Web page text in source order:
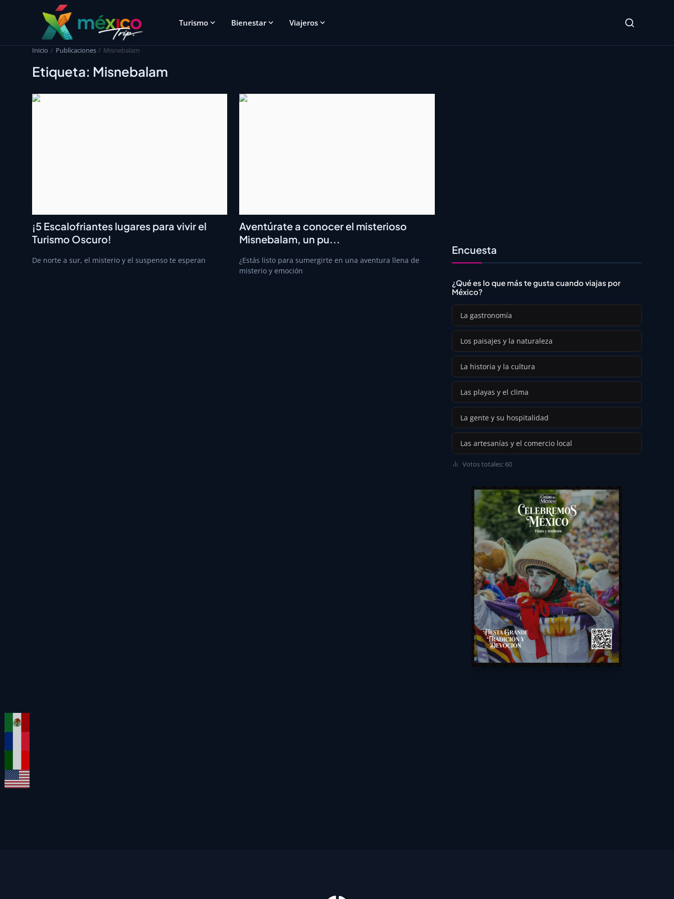
Turismo Bienestar Viajeros
Inicio Publicaciones Misnebalam
Etiqueta: Misnebalam
¡5 Escalofriantes lugares para vivir el
Turismo Oscuro!
De norte a sur, el misterio y el suspenso te esperan
Aventúrate a conocer el misterioso
Misnebalam, un pu...
¿Estás listo para sumergirte en una aventura llena de
misterio y emoción
Encuesta
¿Qué es lo que más te gusta cuando viajas por
México?
La gastronomía
Los paisajes y la naturaleza
La historia y la cultura
Las playas y el clima
La gente y su hospitalidad
Las artesanías y el comercio local
Votos totales: 60